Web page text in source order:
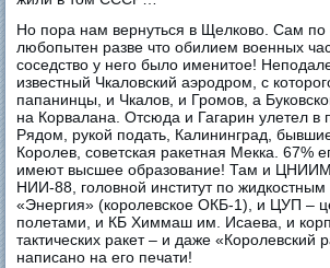
Но пора нам вернуться в Щелково. Сам по
любопытен разве что обилием военных
соседство у него было именитое!
известный Чкаловский аэродром, с
папанинцы, и Чкалов, и Громов, а
на Корвалана. Отсюда и Гагарин улетел в
Рядом, рукой подать, Калининград,
Королев, советская ракетная Мекка. 67%
имеют высшее образование! Там и
НИИ-88, головной институт по
«Энергия» (королевское ОКБ-1), и ЦУП –
полетами, и КБ Химмаш им. Исаева, и
тактических ракет – и даже «Королевский
написано на его печати!